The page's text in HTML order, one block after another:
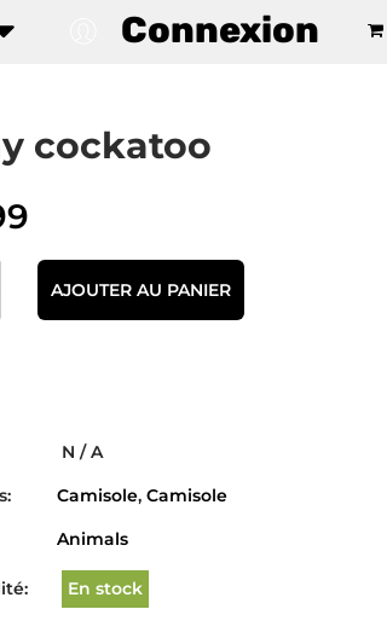
Connexion
cockatoo
AJOUTER AU PANIER
N / A
Camisole, Camisole
Animals
En stock